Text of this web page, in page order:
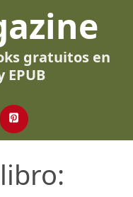
gratuitos en
EPUB